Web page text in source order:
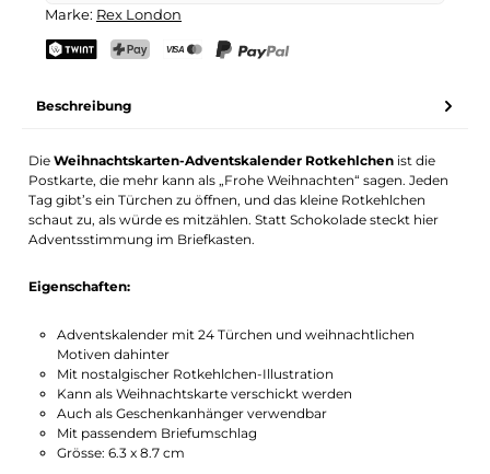
Marke: Rex London
Beschreibung
DieWeihnachtskarten-Adventskalender Rotkehlchen ist die
Postkarte, die mehr kann als „Frohe Weihnachten“ sagen. Jeden
Tag gibt’s ein Türchen zu öffnen, und das kleine Rotkehlchen
schaut zu, als würde es mitzählen. Statt Schokolade steckt hier
Adventsstimmung im Briefkasten.
Eigenschaften:
Adventskalender mit 24 Türchen und weihnachtlichen
Motiven dahinter
Mit nostalgischer Rotkehlchen-Illustration
Kann als Weihnachtskarte verschickt werden
Auch als Geschenkanhänger verwendbar
Mit passendem Briefumschlag
Grösse: 6.3 x 8.7 cm